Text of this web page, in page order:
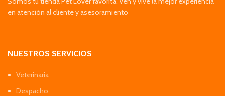
en atención al cliente y asesoramiento
NUESTROS SERVICIOS
Veterinaria
Despacho